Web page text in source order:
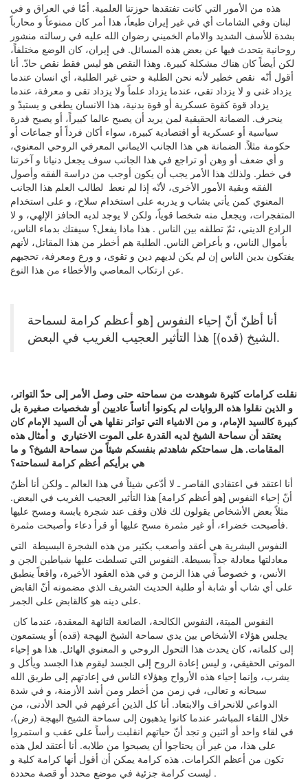
هذه من الأمور التي كانت تفتقدها حوزتنا العلمية. أمّا في العراق و في
لبنان وفي الشامات أي في غير إيران طبعاً، هذا أمر كان ممنوعاً و محارباً
بشدة للأسف الشديد والامام الخميني رضوان الله عليه في رسالته منشور
روحانية يتحدث فيها عن بعض هذه المسائل. في إيران، كان الوضع مختلفاً،
لكن أيضاً كان هناك مشكلة كبيرة. وهذا النقص هو ليس فقط نقص حادّ. أنا
أقول أنّه نقص خطير لأنه نحن الطلبة و حتى غير الطلبة، أي انسان عندما
يزداد غنى و لا يزداد تقى، عندما يزداد علماً ولا يزداد تقى و معرفة، عندما
يزداد قوة كقوة عسكرية أو قوة بدنية، هذا الانسان يطغى و يستبدّ و
ينحرف. الضمانة الحقيقية لمن يريد أن يصبح عالما كبيراً، أو يصبح قدرة
سياسية أو عسكرية أو اقتصادية كبيرة، سواء أكان فرداً أو جماعات أو
حكومة مثلاً. الضمانة هي هذا الجانب الايماني المعرفي الروحي المعنوي،
و أي ضعف أو وهن أو تراجع في هذا الجانب سوف يجعل دنيانا و آخرتنا
في خطر. ولذلك هذا الأمر يجب أن يكون أوجب من دراسة الفقه وأصول
الفقه وبقية الأمور الأخرى، لأنّه إذا لم نعط لطالب العلم هذا الجانب
المعنوي كمن يأتي بشاب و يدربه على استخدام سلاح، و على استخدام
المتفجرات، ويجعل منه شخصا قوياً، ولكن لا يوجد لديه الحافز الإلهي، و لا
الرادع الديني، ثمّ تطلقه بين الناس . هذا ماذا يفعل؟ سيفتك بدماء الناس،
بأموال الناس، و بأعراض الناس. الطلبة هم أخطر من هذا المقاتل، لأنهم
يفتكون بدين الناس إن لم يكن لديهم دين و تقوى، و ورع ومعرفة، تحجبهم
عن ارتكاب المعاصي والأخطاء من هذا النوع.
أنا أظنّ أنّ إحياء النفوس [هو أعظم كرامة لسماحة
الشيخ (قده)] هذا التأثير العجيب الغريب في البعض.
نقلت كرامات كثيرة شوهدت من سماحته حتى وصل الأمر إلى حدّ التواتر،
و الذين نقلوا هذه الروايات لم يكونوا أناساً عاديين أو شخصيات صغيرة بل
كبيرة كالسيد الإمام، و من الاشياء التي تواتر نقلها هي أن السيد الإمام كان
يعتقد أن سماحة الشيخ لديه القدرة على الموت الاختياري و أمثال هذه
المقامات. هل سماحتكم شاهدتم بنفسكم شيئاً من سماحة الشيخ؟ و ما
هي برأيكم أعظم كرامة لسماحته؟
أنا اعتقد في اعتقادي القاصر ـ لا أدّعي شيئاً في هذا العالم ـ ولكن أنا أظنّ
أنّ إحياء النفوس [هو أعظم كرامة] هذا التأثير العجيب الغريب في البعض.
مثلاً بعض الأشخاص يقولون لك فلان وقف عند شجرة يابسة ومسح عليها
فأصبحت خضراء، أو غير مثمرة مسح عليها أو قرأ دعاء وأصبحت مثمرة.
النفوس البشرية هي أعقد وأصعب بكثير من هذه الشجرة البسيطة التي
معادلتها معادلة جداً بسيطة. النفوس التي تسلطت عليها شياطين الجن و
الأنس، و خصوصاً في هذا الزمن و في هذه العقود الأخيرة، واقعاً ينطبق
على أي شاب أو شابة أو طلبة الحديث الشريف الذي مضمونه أنّ القابض
على دينه هو كالقابض على الجمر.
يجلس هؤلاء الأشخاص بين يدي سماحة الشيخ البهجة (قده) أو يستمعون
إلى كلماته، كان يحدث هذا التحول الروحي و المعنوي الهائل. هذا هو إحياء
الموتى الحقيقي، و ليس إعادة الروح إلى الجسد ليقوم هذا الجسد ويأكل و
يشرب، وإنما إحياء هذه الأرواح وهؤلاء الناس في إعادتهم إلى طريق الله
سبحانه و تعالى، في زمن من أخطر ومن أشد الأزمنة، و في شدة
الدواعي للانحراف والابتعاد. أنا كل الذين أعرفهم في الحد الأدنى، من
خلال اللقاء المباشر عندما كانوا يذهبون إلى سماحة الشيخ البهجة (رض)،
في لقاء واحد أو اثنين و تجد أنّ حياتهم انقلبت رأساً على عقب و استمروا
على هذا، من غير أن يحتاجوا أن يصبحوا من طلابه. أنا أعتقد لعل هذه
تكون من أعظم الكرامات. هذه كرامة يمكن أن أقول أنها كرامة كلية و
ليست كرامة جزئية في موضع محدد أو قصة محددة .